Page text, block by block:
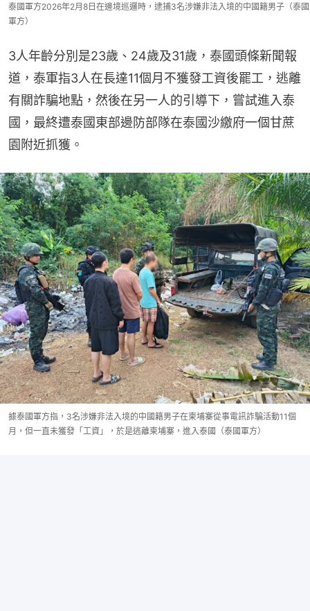
泰國軍方2026年2月8日在邊境巡邏時，逮捕3名涉嫌非法入境的中國籍男子（泰國
軍方）
3人年齡分別是23歲、24歲及31歲，泰國頭條新聞報
道，泰軍指3人在長達11個月不獲發工資後罷工，逃離
有關詐騙地點，然後在另一人的引導下，嘗試進入泰
國，最終遭泰國東部邊防部隊在泰國沙繳府一個甘蔗
園附近抓獲。
據泰國軍方指，3名涉嫌非法入境的中國籍男子在柬埔寨從事電訊詐騙活動11個
月，但一直未獲發「工資」，於是逃離柬埔寨，進入泰國（泰國軍方）